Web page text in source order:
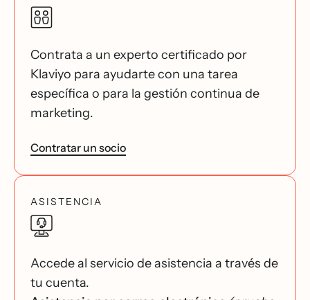
Contrata a un experto certificado por
Klaviyo para ayudarte con una tarea
específica o para la gestión continua de
marketing.
Contratar un socio
ASISTENCIA
Accede al servicio de asistencia a través de
tu cuenta.